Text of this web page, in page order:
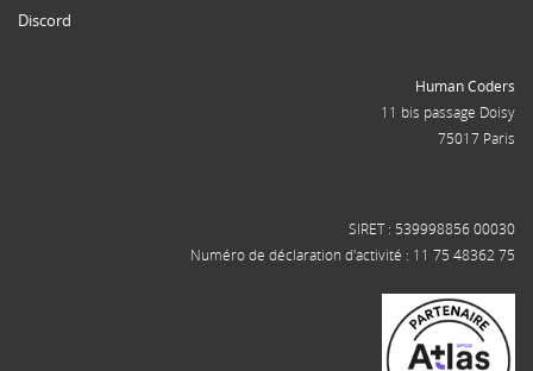
Discord
Human Coders
11 bis passage Doisy
75017 Paris
SIRET : 539998856 00030
Numéro de déclaration d'activité : 11 75 48362 75